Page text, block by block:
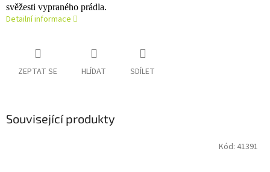
svěžesti vypraného prádla.
Detailní informace
ZEPTAT SE HLÍDAT SDÍLET
Související produkty
Kód: 41391